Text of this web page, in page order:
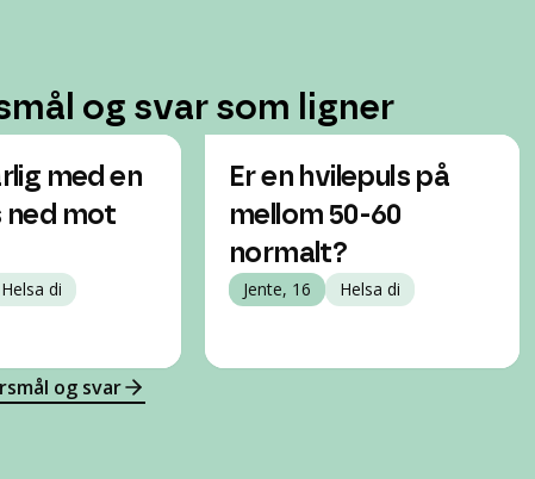
og svar som ligner
med en
ned mot
Helsa di
Er en hvilepuls på
mellom 50-60
normalt?
Jente, 16 Helsa di
og svar